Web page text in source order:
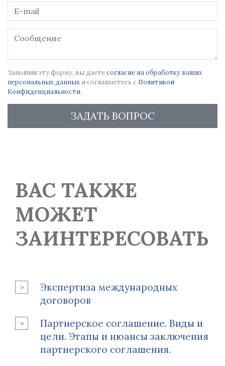
Заполняя эту форму, вы даетесогласие на обработку ваших
персональных данных и соглашаетесь с Политикой
Конфиденциальности.
ЗАДАТЬ ВОПРОС
ВАС ТАКЖЕ
МОЖЕТ
ЗАИНТЕРЕСОВАТЬ
Экспертиза международных
договоров
Партнерское соглашение. Виды и
цели. Этапы и нюансы заключения
партнерского соглашения.